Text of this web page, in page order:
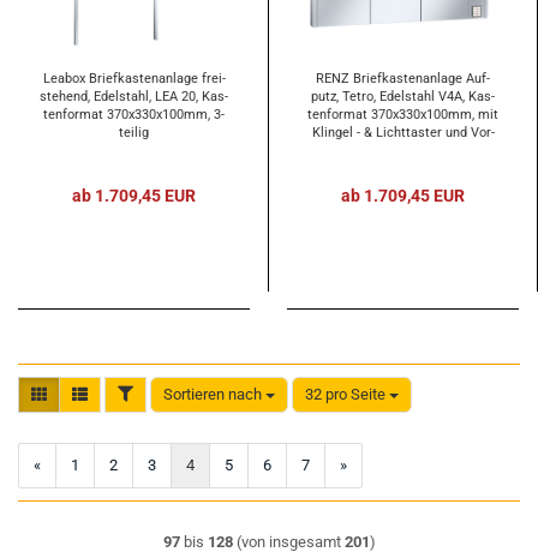
Lea­box Brief­kas­ten­an­la­ge frei­
ste­hend, Edel­stahl, LEA 20, Kas­
ten­for­mat 370x330x100mm, 3-​
tei­lig
ab 1.709,45 EUR
RENZ Brief­kas­ten­an­la­ge Auf­
putz, Tetro, Edel­stahl V4A, Kas­
ten­for­mat 370x330x100mm, mit
Klin­gel - & Licht­tas­ter und Vor­
ab 1.709,45 EUR
FILTERSortieren nach
Sortieren nach 32 pro Seite
pro Seite
« 1 2 3 4 5 6 7 »
97bis 128(von insgesamt 201)